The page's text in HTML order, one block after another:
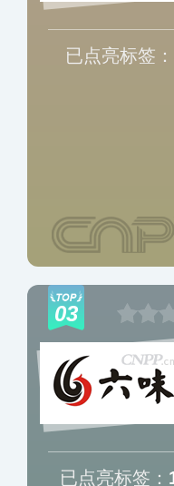
已点亮标签：
03
已点亮标签：